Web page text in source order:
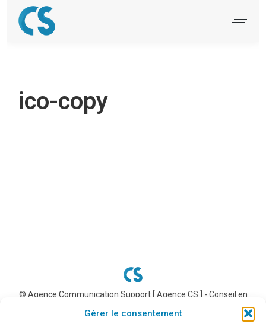
Gérer le consentement
ico-copy
© Agence Communication Support [ Agence CS ] - Conseil en
menu_principal